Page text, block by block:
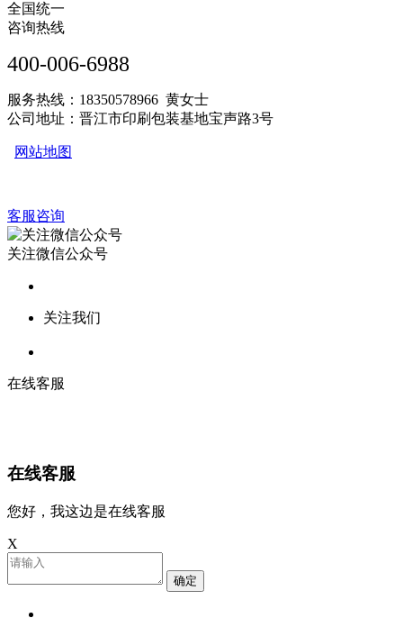
全国统一
咨询热线
400-006-6988
服务热线：18350578966 黄女士
公司地址：晋江市印刷包装基地宝声路3号
网站地图
客服咨询
关注微信公众号
关注我们
在线客服
在线客服
您好，我这边是在线客服
X
确定